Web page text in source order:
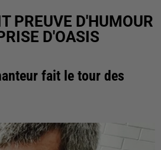
PREUVE D'HUMOUR
D'OASIS
fait le tour des